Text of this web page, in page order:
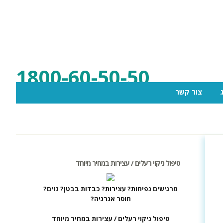
1800-60-50-50
צור קשר
טיפול ניקוי רעלים / עצירות במחיר מיוחד
מרגישים נפיחות? עצירות? כבדות בבטן? גזים?
חוסר אנרגיה?
טיפול ניקוי רעלים / עצירות במחיר מיוחד